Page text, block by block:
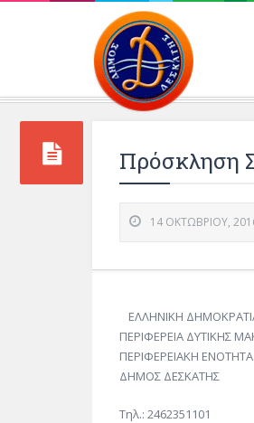
Πρόσκληση
14 ΟΚΤΩΒΡΊΟΥ,
ΕΛΛΗΝΙΚΗ
ΠΕΡΙΦΕΡΕΙΑ ΔΥΤΙΚΗΣ
ΠΕΡΙΦΕΡΕΙΑΚΗ
ΔΗΜΟΣ ΔΕΣΚΑΤΗΣ
Τηλ.: 2462351101